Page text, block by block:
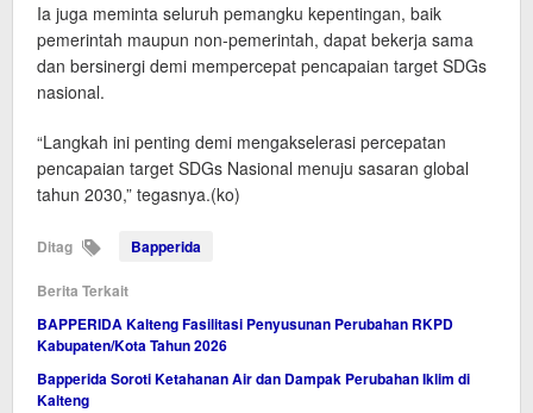
Ia juga meminta seluruh pemangku kepentingan, baik
pemerintah maupun non-pemerintah, dapat bekerja sama
dan bersinergi demi mempercepat pencapaian target SDGs
nasional.
“Langkah ini penting demi mengakselerasi percepatan
pencapaian target SDGs Nasional menuju sasaran global
tahun 2030,” tegasnya.(ko)
Ditag Bapperida
Berita Terkait
BAPPERIDA Kalteng Fasilitasi Penyusunan Perubahan RKPD
Kabupaten/Kota Tahun 2026
Bapperida Soroti Ketahanan Air dan Dampak Perubahan Iklim di
Kalteng